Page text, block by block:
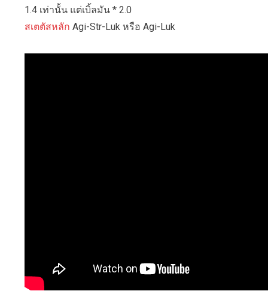
1.4 เท่านั้น แต่เบิ้ลมัน * 2.0
สเตตัสหลัก Agi-Str-Luk หรือ Agi-Luk